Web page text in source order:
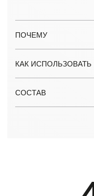
ПОЧЕМУ
КАК ИСПОЛЬЗОВАТЬ
СОСТАВ